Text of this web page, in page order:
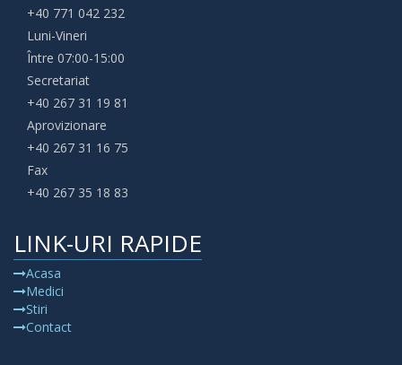
+40 771 042 232
Luni-Vineri
Între 07:00-15:00
Secretariat
+40 267 31 19 81
Aprovizionare
+40 267 31 16 75
Fax
+40 267 35 18 83
LINK-URI RAPIDE
Acasa
Medici
Stiri
Contact